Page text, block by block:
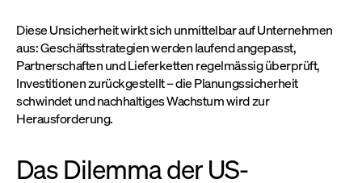
Diese Unsicherheit wirkt sich unmittelbar auf Unternehmen
aus: Geschäftsstrategien werden laufend angepasst,
Partnerschaften und Lieferketten regelmässig überprüft,
Investitionen zurückgestellt – die Planungssicherheit
schwindet und nachhaltiges Wachstum wird zur
Herausforderung.
Das Dilemma der US-